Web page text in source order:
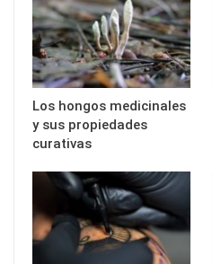
Los hongos medicinales
y sus propiedades
curativas